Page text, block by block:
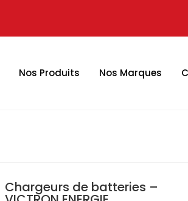
Nos Produits Nos Marques
Chargeurs de batteries –